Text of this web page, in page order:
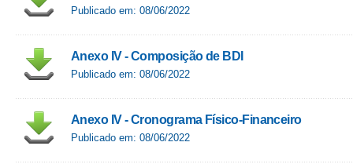
Publicado em: 08/06/2022
Anexo IV - Composição de BDI
Publicado em: 08/06/2022
Anexo IV - Cronograma Físico-Financeiro
Publicado em: 08/06/2022